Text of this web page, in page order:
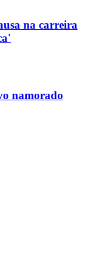
na carreira
namorado